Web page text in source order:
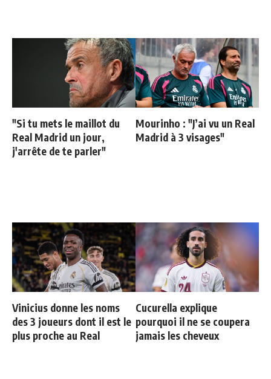
"Si tu mets le maillot du
Real Madrid un jour,
j'arrête de te parler"
Mourinho : "J’ai vu un Real
Madrid à 3 visages"
Vinicius donne les noms
des 3 joueurs dont il est le
plus proche au Real
Cucurella explique
pourquoi il ne se coupera
jamais les cheveux